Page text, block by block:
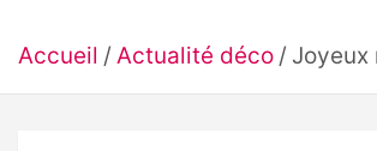
Accueil Actualité déco Joyeux